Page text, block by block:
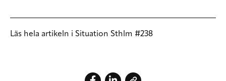
Läs hela artikeln i Situation Sthlm #238